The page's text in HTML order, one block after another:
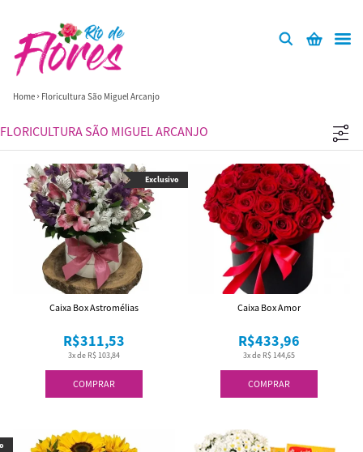
Home Floricultura São Miguel Arcanjo
FLORICULTURA SÃO MIGUEL ARCANJO
COMPRAR
3x de R$ 103,84
R$311,53
Caixa Box Astromélias
Exclusivo
COMPRAR
3x de R$ 144,65
R$433,96
Caixa Box Amor